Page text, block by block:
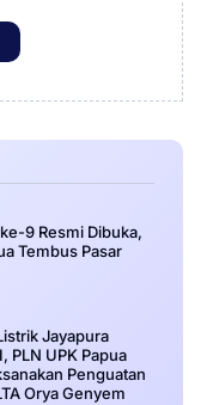
9 Resmi Dibuka,
Tembus Pasar
Jayapura
PLN UPK Papua
Penguatan
Orya Genyem